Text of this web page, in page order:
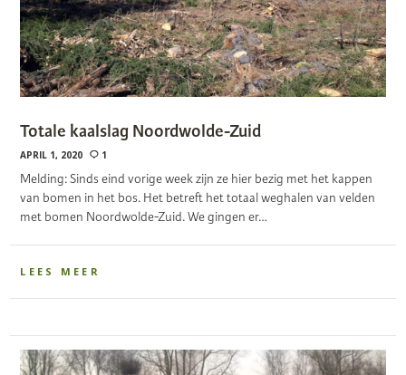
Totale kaalslag Noordwolde-Zuid
APRIL 1, 2020 1
Melding: Sinds eind vorige week zijn ze hier bezig met het kappen
van bomen in het bos. Het betreft het totaal weghalen van velden
met bomen Noordwolde-Zuid. We gingen er…
LEES MEER